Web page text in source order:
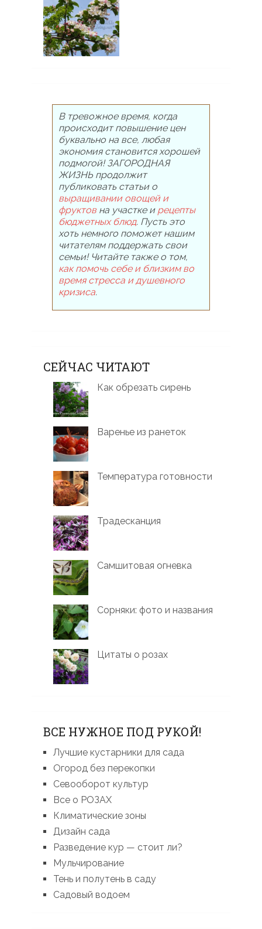
В тревожное время, когда
происходит повышение цен
буквально на все, любая
экономия становится хорошей
подмогой! ЗАГОРОДНАЯ
ЖИЗНЬ продолжит
публиковать статьи о
выращивании овощей и
фруктовна участке и рецепты
бюджетных блюд. Пусть это
хоть немного поможет нашим
читателям поддержать свои
семьи! Читайте также о том,
как помочь себе и близким во
время стресса и душевного
кризиса.
СЕЙЧАС ЧИТАЮТ
Как обрезать сирень
Варенье из ранеток
Температура готовности
Традесканция
Самшитовая огневка
Сорняки: фото и названия
Цитаты о розах
ВСЕ НУЖНОЕ ПОД РУКОЙ!
Лучшие кустарники для сада
Огород без перекопки
Севооборот культур
Все о РОЗАХ
Климатические зоны
Дизайн сада
Разведение кур — стоит ли?
Мульчирование
Тень и полутень в саду
Садовый водоем